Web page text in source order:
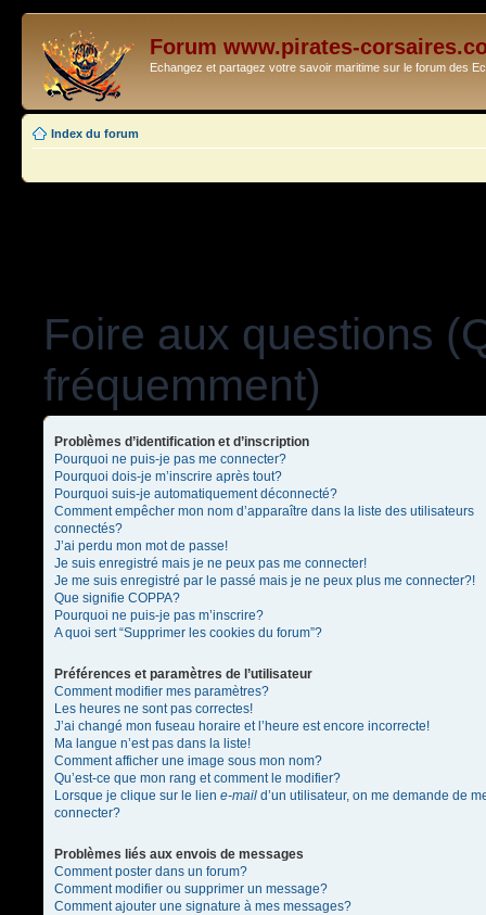
Forum www.pirates-
Echangez et partagez votre savoir maritime sur le forum des
Index du forum
Foire aux questions
fréquemment)
Problèmes d’identification et d’inscription
Pourquoi ne puis-je pas me connecter?
Pourquoi dois-je m’inscrire après tout?
Pourquoi suis-je automatiquement déconnecté?
Comment empêcher mon nom d’apparaître dans la liste des utilisateurs
connectés?
J’ai perdu mon mot de passe!
Je suis enregistré mais je ne peux pas me connecter!
Je me suis enregistré par le passé mais je ne peux plus me connecter?!
Que signifie COPPA?
Pourquoi ne puis-je pas m’inscrire?
A quoi sert “Supprimer les cookies du forum”?
Préférences et paramètres de l’utilisateur
Comment modifier mes paramètres?
Les heures ne sont pas correctes!
J’ai changé mon fuseau horaire et l’heure est encore incorrecte!
Ma langue n’est pas dans la liste!
Comment afficher une image sous mon nom?
Qu’est-ce que mon rang et comment le modifier?
Lorsque je clique sur le lien e-mail d’un utilisateur, on me demande de
connecter?
Problèmes liés aux envois de messages
Comment poster dans un forum?
Comment modifier ou supprimer un message?
Comment ajouter une signature à mes messages?